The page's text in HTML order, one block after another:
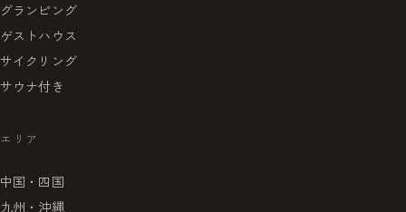
グランピング
ゲストハウス
サイクリング
サウナ付き
エリア
中国・四国
九州・沖縄